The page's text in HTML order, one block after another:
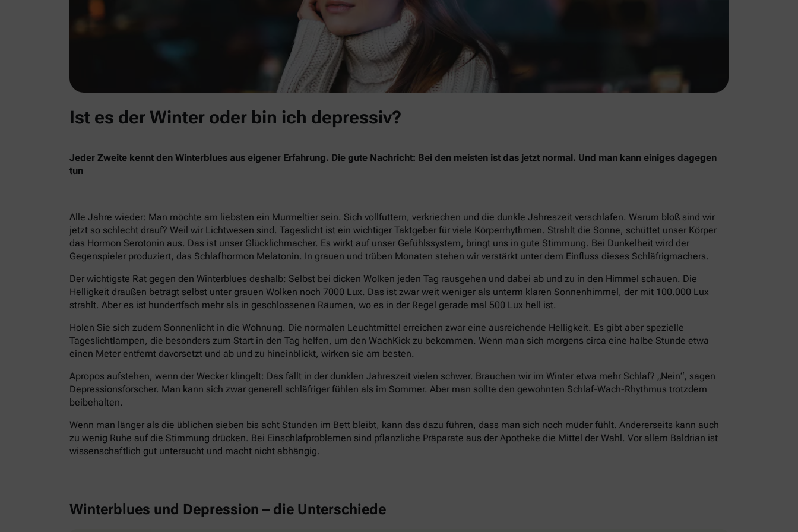
Ist es der Winter oder bin ich depressiv?
Jeder Zweite kennt den Winterblues aus eigener Erfahrung. Die gute Nachricht: Bei den meisten ist das jetzt normal. Und man kann einiges dagegen
tun
Alle Jahre wieder: Man möchte am liebsten ein Murmeltier sein. Sich vollfuttern, verkriechen und die dunkle Jahreszeit verschlafen. Warum bloß sind wir
jetzt so schlecht drauf? Weil wir Lichtwesen sind. Tageslicht ist ein wichtiger Taktgeber für viele Körperrhythmen. Strahlt die Sonne, schüttet unser Körper
das Hormon Serotonin aus. Das ist unser Glücklichmacher. Es wirkt auf unser Gefühlssystem, bringt uns in gute Stimmung. Bei Dunkelheit wird der
Gegenspieler produziert, das Schlafhormon Melatonin. In grauen und trüben Monaten stehen wir verstärkt unter dem Einfluss dieses Schläfrigmachers.
Der wichtigste Rat gegen den Winterblues deshalb: Selbst bei dicken Wolken jeden Tag rausgehen und dabei ab und zu in den Himmel schauen. Die
Helligkeit draußen beträgt selbst unter grauen Wolken noch 7000 Lux. Das ist zwar weit weniger als unterm klaren Sonnenhimmel, der mit 100.000 Lux
strahlt. Aber es ist hundertfach mehr als in geschlossenen Räumen, wo es in der Regel gerade mal 500 Lux hell ist.
Holen Sie sich zudem Sonnenlicht in die Wohnung. Die normalen Leuchtmittel erreichen zwar eine ausreichende Helligkeit. Es gibt aber spezielle
Tageslichtlampen, die besonders zum Start in den Tag helfen, um den WachKick zu bekommen. Wenn man sich morgens circa eine halbe Stunde etwa
einen Meter entfernt davorsetzt und ab und zu hineinblickt, wirken sie am besten.
Apropos aufstehen, wenn der Wecker klingelt: Das fällt in der dunklen Jahreszeit vielen schwer. Brauchen wir im Winter etwa mehr Schlaf? „Nein“, sagen
Depressionsforscher. Man kann sich zwar generell schläfriger fühlen als im Sommer. Aber man sollte den gewohnten Schlaf-Wach-Rhythmus trotzdem
beibehalten.
Wenn man länger als die üblichen sieben bis acht Stunden im Bett bleibt, kann das dazu führen, dass man sich noch müder fühlt. Andererseits kann auch
zu wenig Ruhe auf die Stimmung drücken. Bei Einschlafproblemen sind pflanzliche Präparate aus der Apotheke die Mittel der Wahl. Vor allem Baldrian ist
wissenschaftlich gut untersucht und macht nicht abhängig.
Winterblues und Depression – die Unterschiede